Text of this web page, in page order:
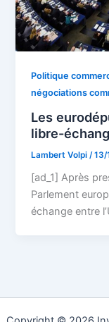
Politique
négociations
Les
libre-
Lambert Volpi /13/
[ad_1] Après
Parlement
échange entre